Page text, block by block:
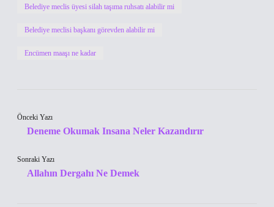
Belediye meclis üyesi silah taşıma ruhsatı alabilir mi
Belediye meclisi başkanı görevden alabilir mi
Encümen maaşı ne kadar
Önceki Yazı
Deneme Okumak Insana Neler Kazandırır
Sonraki Yazı
Allahın Dergahı Ne Demek